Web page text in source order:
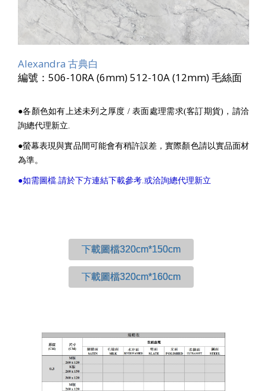
Alexandra 古典白
編號：506-10RA (6mm) 512-10A (12mm) 毛絲面
●各顏色如有上述未列之厚度 / 表面處理需求(客訂期貨)，請洽
詢總代理新立.
●螢幕表現與實品間可能會有稍許誤差，實際顏色請以實品面材
為準。
●如需圖檔.請於下方連結下載參考.或洽詢總代理新立
下載圖檔320cm*150cm
下載圖檔320cm*160cm